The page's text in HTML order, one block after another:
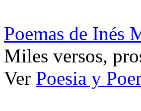
Poemas de Inés
Miles versos,
Ver Poesia y